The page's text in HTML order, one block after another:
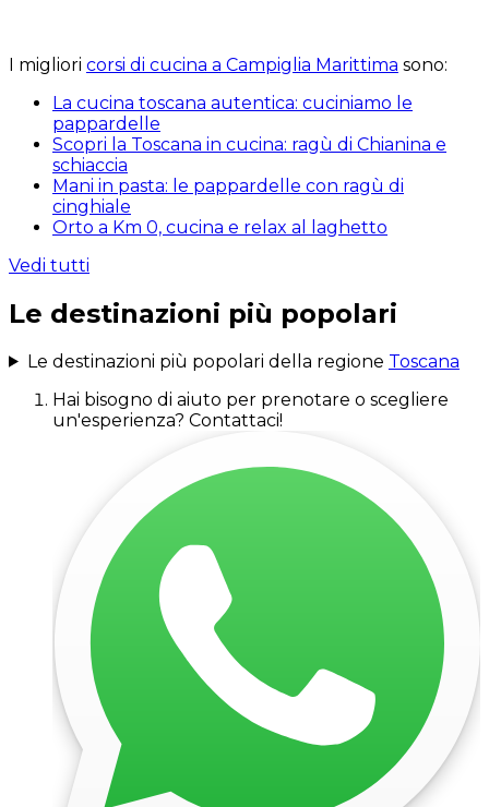
I migliori corsi di cucina a Campiglia Marittima sono:
La cucina toscana autentica: cuciniamo le
pappardelle
Scopri la Toscana in cucina: ragù di Chianina e
schiaccia
Mani in pasta: le pappardelle con ragù di
cinghiale
Orto a Km 0, cucina e relax al laghetto
Vedi tutti
Le destinazioni più popolari
Le destinazioni più popolari della regione Toscana
Hai bisogno di aiuto per prenotare o scegliere
un'esperienza? Contattaci!